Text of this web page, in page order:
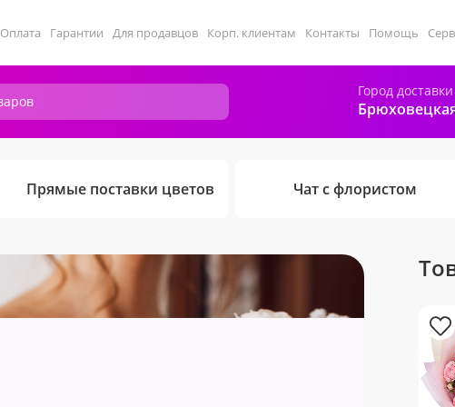
Оплата Гарантии Для продавцов Корп. клиентам Контакты Помощь
Город доставки
Прямые поставки цветов Чат с флористом